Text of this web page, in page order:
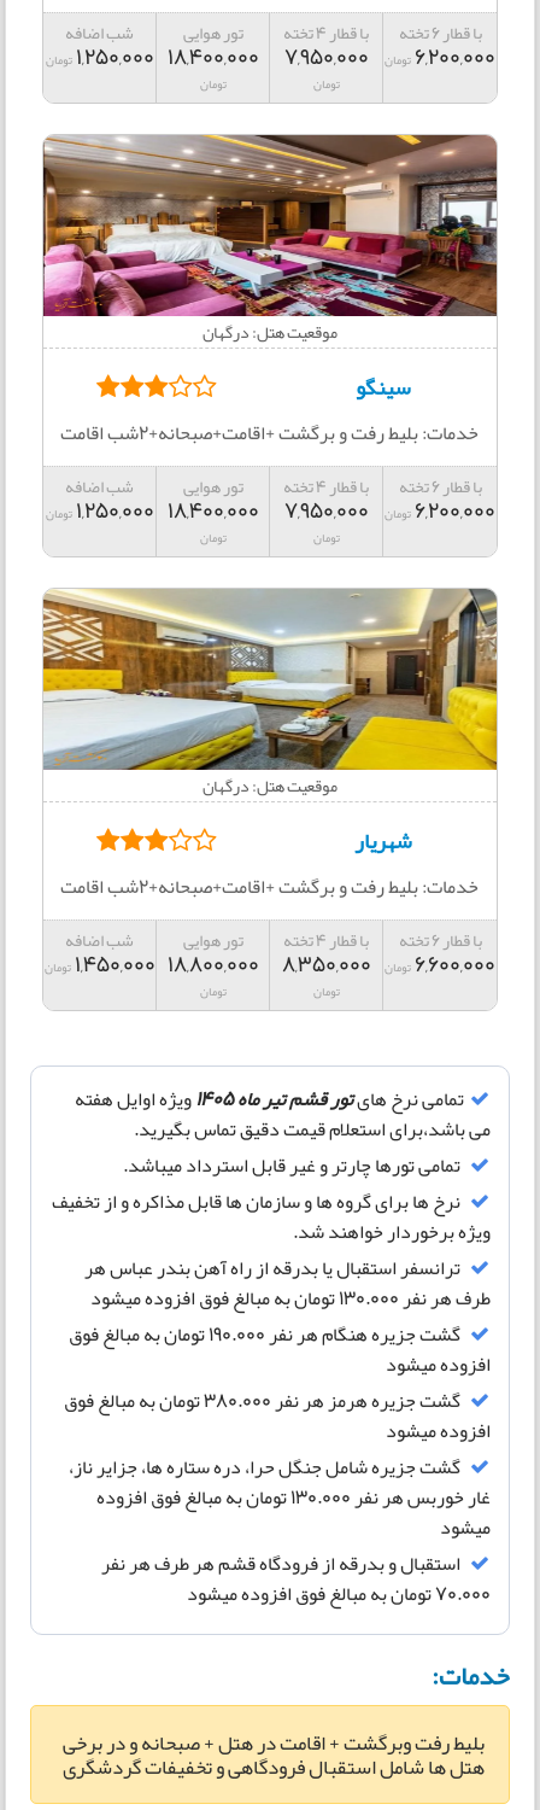
با قطار 6 تخته
6,200,000 تومان
با قطار 4 تخته
7,950,000
تومان
تور هوایی
18,400,000
تومان
شب اضافه
1,250,000 تومان
موقعیت هتل: درگهان
سینگو
خدمات: بلیط رفت و برگشت +اقامت+صبحانه+2شب اقامت
با قطار 6 تخته
6,200,000 تومان
با قطار 4 تخته
7,950,000
تومان
تور هوایی
18,400,000
تومان
شب اضافه
1,250,000 تومان
موقعیت هتل: درگهان
شهریار
خدمات: بلیط رفت و برگشت +اقامت+صبحانه+2شب اقامت
با قطار 6 تخته
6,600,000 تومان
با قطار 4 تخته
8,350,000
تومان
تور هوایی
18,800,000
تومان
شب اضافه
1,450,000 تومان
تمامی نرخ هایتور قشم تیر ماه 1405 ویژه اوایل هفته
می باشد،برای استعلام قیمت دقیق تماس بگیرید.
تمامی تورها چارتر و غیر قابل استرداد میباشد.
نرخ ها برای گروه ها و سازمان ها قابل مذاکره و از تخفیف
ویژه برخوردار خواهند شد.
ترانسفر استقبال یا بدرقه از راه آهن بندر عباس هر
طرف هر نفر 130.000 تومان به مبالغ فوق افزوده میشود
گشت جزیره هنگام هر نفر 190.000 تومان به مبالغ فوق
افزوده میشود
گشت جزیره هرمز هر نفر 380.000 تومان به مبالغ فوق
افزوده میشود
گشت جزیره شامل جنگل حرا، دره ستاره ها، جزایر ناز،
غار خوربس هر نفر 130.000 تومان به مبالغ فوق افزوده
میشود
استقبال و بدرقه از فرودگاه قشم هر طرف هر نفر
70.000 تومان به مبالغ فوق افزوده میشود
خدمات:
بلیط رفت وبرگشت + اقامت در هتل + صبحانه و در برخی
هتل ها شامل استقبال فرودگاهی و تخفیفات گردشگری